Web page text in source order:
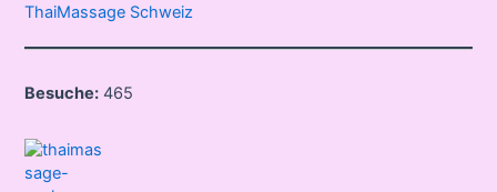
ThaiMassage Schweiz
Besuche: 465